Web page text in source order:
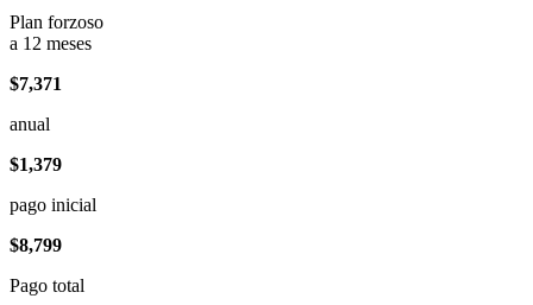
Plan forzoso
a 12 meses
$7,371
anual
$1,379
pago inicial
$8,799
Pago total